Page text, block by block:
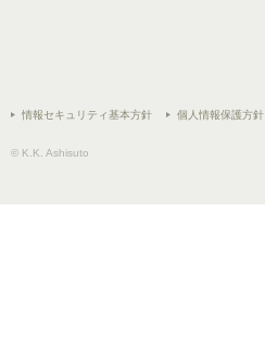
情報セキュリティ基本方針 個人情報保護方針
© K.K. Ashisuto